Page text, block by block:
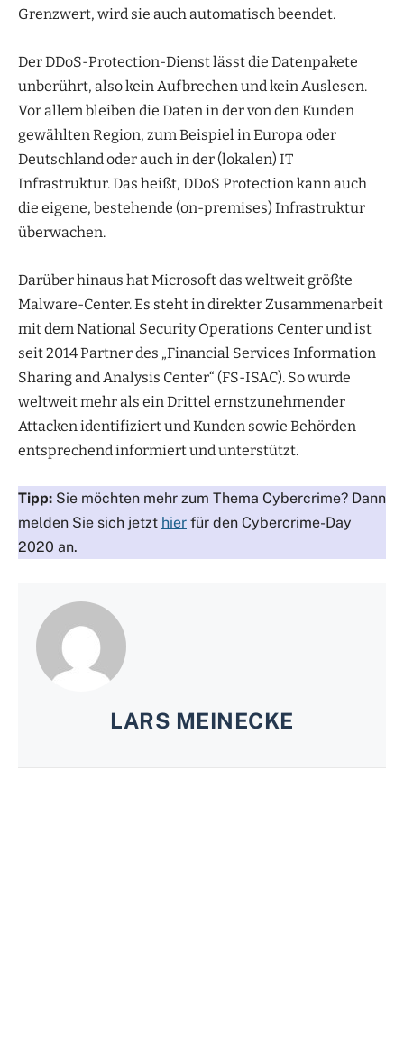
Grenzwert, wird sie auch automatisch beendet.
Der DDoS-Protection-Dienst lässt die Datenpakete
unberührt, also kein Aufbrechen und kein Auslesen.
Vor allem bleiben die Daten in der von den Kunden
gewählten Region, zum Beispiel in Europa oder
Deutschland oder auch in der (lokalen) IT
Infrastruktur. Das heißt, DDoS Protection kann auch
die eigene, bestehende (on-premises) Infrastruktur
überwachen.
Darüber hinaus hat Microsoft das weltweit größte
Malware-Center. Es steht in direkter Zusammenarbeit
mit dem National Security Operations Center und ist
seit 2014 Partner des „Financial Services Information
Sharing and Analysis Center“ (FS-ISAC). So wurde
weltweit mehr als ein Drittel ernstzunehmender
Attacken identifiziert und Kunden sowie Behörden
entsprechend informiert und unterstützt.
Tipp: Sie möchten mehr zum Thema Cybercrime? Dann
melden Sie sich jetzt hier für den Cybercrime-Day
2020 an.
LARS MEINECKE